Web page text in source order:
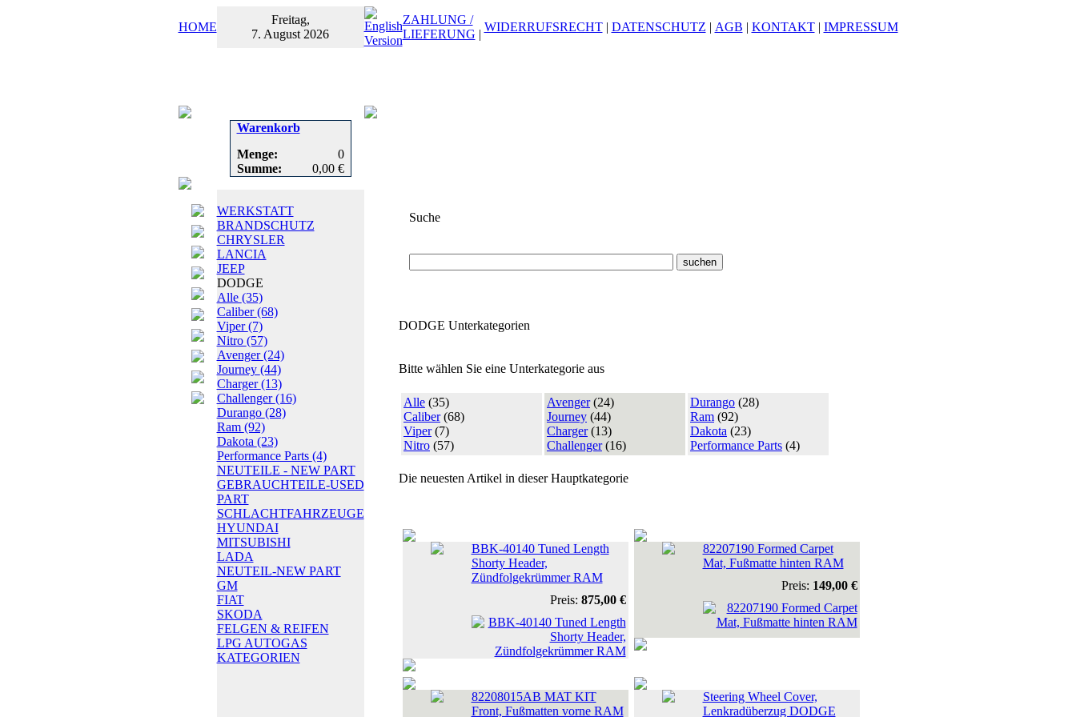
HOME
Freitag,
7. August 2026
ZAHLUNG /
LIEFERUNG |
WIDERRUFSRECHT| DATENSCHUTZ | AGB | KONTAKT| IMPRESSUM
Warenkorb
Menge:
0
Summe:
0,00 €
WERKSTATT
BRANDSCHUTZ
CHRYSLER
LANCIA
JEEP
DODGE
Alle (35)
Caliber(68)
Viper(7)
Nitro (57)
Avenger(24)
Journey (44)
Charger(13)
Challenger(16)
Durango (28)
Ram (92)
Dakota (23)
Performance Parts (4)
NEUTEILE - NEW PART
GEBRAUCHTEILE-USED
PART
SCHLACHTFAHRZEUGE
HYUNDAI
MITSUBISHI
LADA
NEUTEIL-NEW PART
GM
FIAT
SKODA
FELGEN & REIFEN
LPG AUTOGAS
KATEGORIEN
Suche
DODGE Unterkategorien
Bitte wählen Sie eine Unterkategorie aus
Alle (35)
Caliber (68)
Viper (7)
Nitro (57)
Avenger (24)
Journey (44)
Charger (13)
Challenger (16)
Durango (28)
Ram (92)
Dakota (23)
Performance Parts (4)
Die neuesten Artikel in dieser Hauptkategorie
BBK-40140 Tuned Length
Shorty Header,
Zündfolgekrümmer RAM
Preis: 875,00 €
82207190 Formed Carpet
Mat, Fußmatte hinten RAM
Preis: 149,00 €
82208015AB MAT KIT
Front, Fußmatten vorne RAM
Steering Wheel Cover,
Lenkradüberzug DODGE